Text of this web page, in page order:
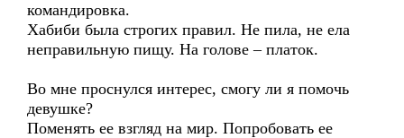
командировка.
Хабиби была строгих правил. Не пила, не ела
неправильную пищу. На голове – платок.
Во мне проснулся интерес, смогу ли я помочь
девушке?
Поменять ее взгляд на мир. Попробовать ее